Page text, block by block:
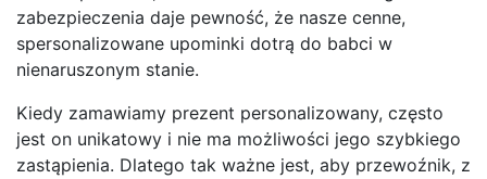
zabezpieczenia daje pewność, że nasze cenne,
spersonalizowane upominki dotrą do babci w
nienaruszonym stanie.
Kiedy zamawiamy prezent personalizowany, często
jest on unikatowy i nie ma możliwości jego szybkiego
zastąpienia. Dlatego tak ważne jest, aby przewoźnik, z